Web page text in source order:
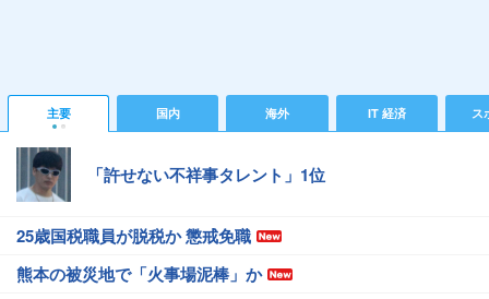
主要 国内 海外 IT 経済 ス
「許せない不祥事タレント」1位
25歳国税職員が脱税か 懲戒免職
熊本の被災地で「火事場泥棒」か